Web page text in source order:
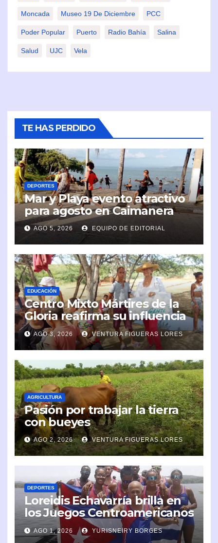
Moncada Museo 19 De Diciembre PCC
Poder Popular Puerto Radio Bahía Salina
Salud UJC Vela
TE HAS PERDIDO
DEPORTES
Mar y Playa evento atractivo
para agosto en Caimanera
AGO 5, 2026 EQUIPO DE EDITORIAL
EDUCACIÓN
Centro Mixto Mártires de la
Gloria reafirma su influencia
en la comunidad
AGO 3, 2026 VENTURA FIGUERAS LORES
AGRICULTURA
Pasión por trabajar la tierra
con bueyes
AGO 2, 2026 VENTURA FIGUERAS LORES
DEPORTES
Loreidis Echavarría brilla en
los Juegos Centroamericanos
y del Caribe 2026
AGO 1, 2026 YURISNEIRY BORGES